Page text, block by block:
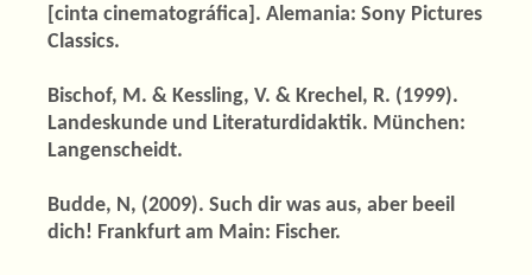
[cinta cinematográfica]. Alemania: Sony Pictures
Classics.
Bischof, M. & Kessling, V. & Krechel, R. (1999).
Landeskunde und Literaturdidaktik. München:
Langenscheidt.
Budde, N, (2009). Such dir was aus, aber beeil
dich! Frankfurt am Main: Fischer.